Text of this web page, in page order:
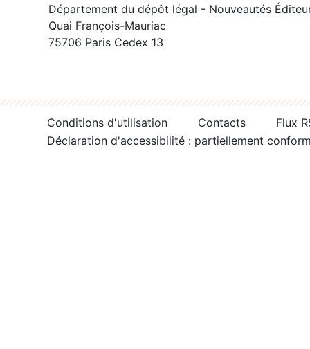
Département du dépôt légal - Nouveautés
Quai François-Mauriac
75706 Paris Cedex 13
Conditions d'utilisation Contacts
Flux
Déclaration d'accessibilité : partiellement